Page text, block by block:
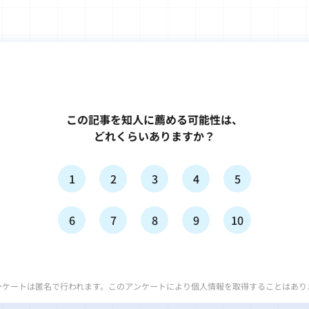
この記事を知人に薦める可能性は、
どれくらいありますか？
1 2 3 4 5
6 7 8 9 10
ートは匿名で行われます。このアンケートにより個人情報を取得することはあ